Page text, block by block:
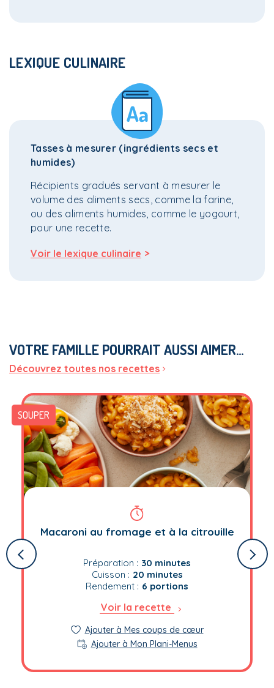
LEXIQUE CULINAIRE
Tasses à mesurer (ingrédients secs et
humides)
Récipients gradués servant à mesurer le
volume des aliments secs, comme la farine,
ou des aliments humides, comme le yogourt,
pour une recette.
Voir le lexique culinaire >
VOTRE FAMILLE POURRAIT AUSSI AIMER…
Découvrez toutes nos recettes
SOUPER
Macaroni au fromage et à la citrouille
Préparation : 30 minutes
Cuisson : 20 minutes
Rendement : 6 portions
Voir la recette
Ajouter à Mes coups de cœur
Ajouter à Mon Plani-Menus